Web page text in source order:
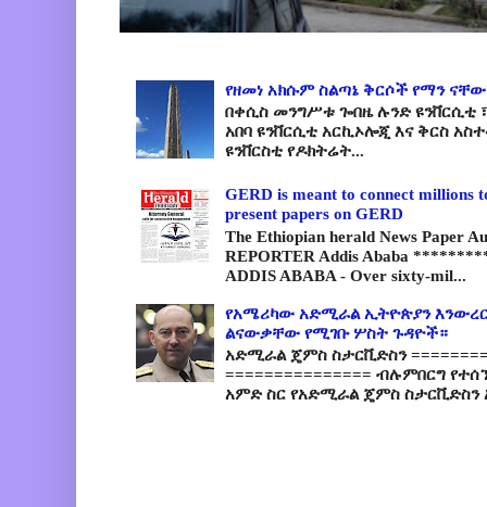
የዘመነ አክሱም ስልጣኔ ቅርሶች የማን
በቀሲስ መንግሥቱ ጐበዜ ሉንድ ዩንቨርሲቲ
አበባ ዩንቨርሲቲ አርኪኦሎጂ እና ቅርስ
ዩንቨርስቲ የዶክትሬት...
GERD is meant to connect millions
present papers on GERD
The Ethiopian herald News Paper
REPORTER Addis Ababa
ADDIS ABABA - Over sixty-mil...
የአሜሪካው አድሚራል ኢትዮጵያን
ልናውቃቸው የሚገቡ ሦስት ጉዳዮች።
አድሚራል ጄምስ ስታርቪድስን
=============== ብሉምበርግ
አምድ ስር የአድሚራል ጄምስ ስታርቪድስን